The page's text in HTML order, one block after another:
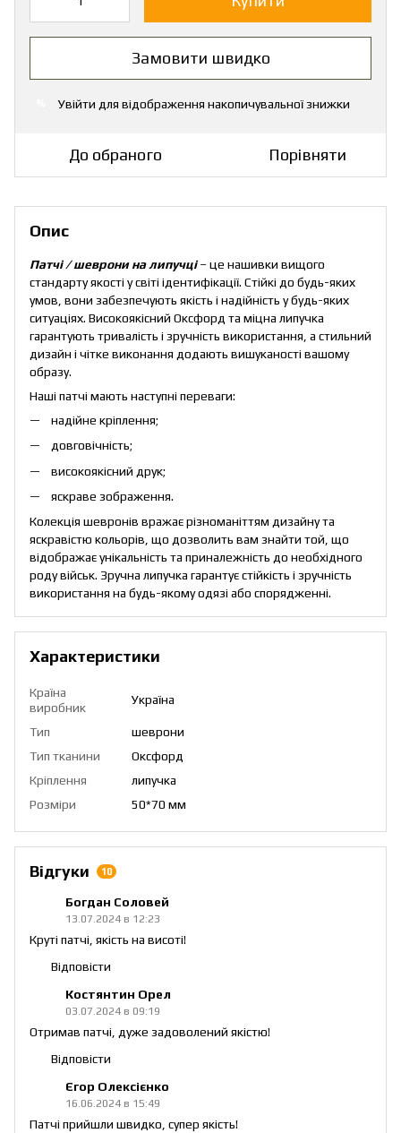
Замовити швидко
Увійти для відображення накопичувальної знижки
До обраного Порівняти
Опис
Патчі / шеврони на липучці– це нашивки вищого
стандарту якості у світі ідентифікації. Стійкі до будь-яких
умов, вони забезпечують якість і надійність у будь-яких
ситуаціях. Високоякісний Оксфорд та міцна липучка
гарантують тривалість і зручність використання, а стильний
дизайн і чітке виконання додають вишуканості вашому
образу.
Наші патчі мають наступні переваги:
надійне кріплення;
довговічність;
високоякісний друк;
яскраве зображення.
Колекція шевронів вражає різноманіттям дизайну та
яскравістю кольорів, що дозволить вам знайти той, що
відображає унікальність та приналежність до необхідного
роду військ. Зручна липучка гарантує стійкість і зручність
використання на будь-якому одязі або спорядженні.
Характеристики
Країна
виробник
Україна
Тип
шеврони
Тип тканини
Оксфорд
Кріплення
липучка
Розміри
50*70 мм
Відгуки 10
Богдан Соловей
13.07.2024 в 12:23
Круті патчі, якість на висоті!
Відповісти
Костянтин Орел
03.07.2024 в 09:19
Отримав патчі, дуже задоволений якістю!
Відповісти
Єгор Олексієнко
16.06.2024 в 15:49
Патчі прийшли швидко, супер якість!